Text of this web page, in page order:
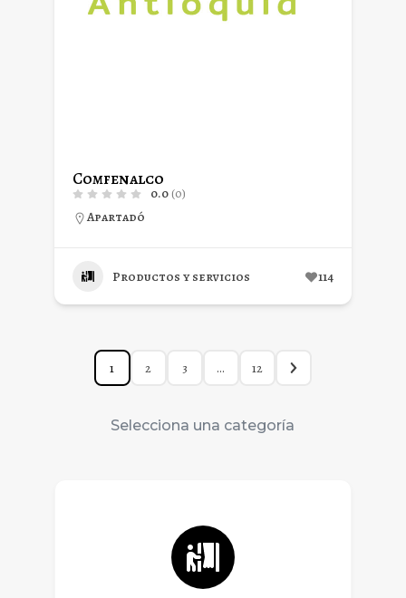
Comfenalco
0.0(0)
Apartadó
Productos y servicios 114
1 2 3 … 12
Selecciona una categoría